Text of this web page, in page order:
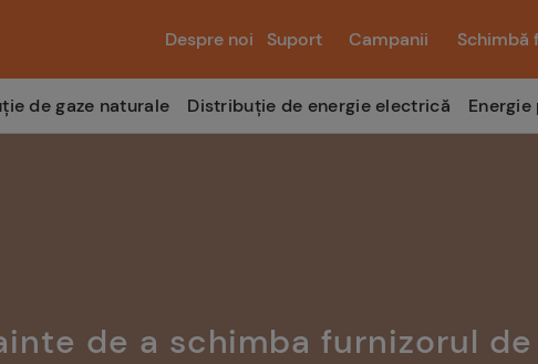
Despre noi Suport Campanii Schimbă
de gaze naturale Distribuție de energie electrică
de a schimba furnizorul